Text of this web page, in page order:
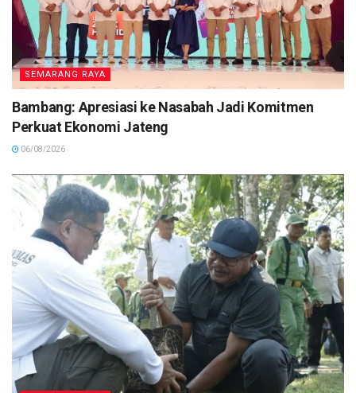
SEMARANG RAYA
Bambang: Apresiasi ke Nasabah Jadi Komitmen
Perkuat Ekonomi Jateng
06/08/2026